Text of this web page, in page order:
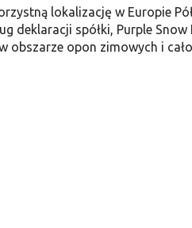
lokalizację w Europie
deklaracji spółki, Purple
opon zimowych i